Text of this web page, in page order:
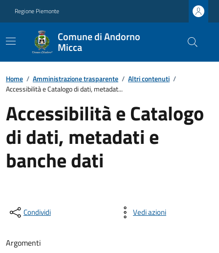
Regione Piemonte
Comune di Andorno
Micca
Home / Amministrazione trasparente / Altri contenuti /
Accessibilità e Catalogo di dati, metadat...
Accessibilità e Catalogo
di dati, metadati e
banche dati
Condividi Vedi azioni
Argomenti